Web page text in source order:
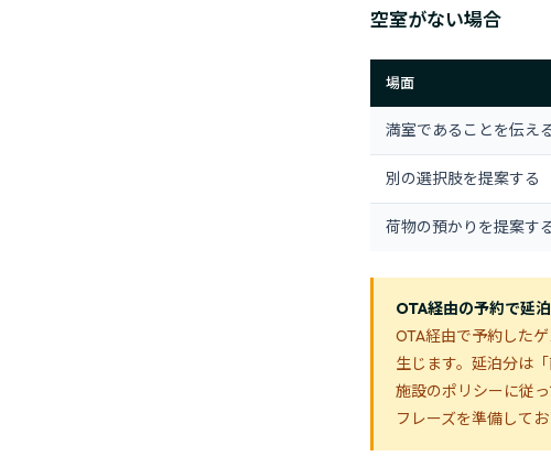
空室がない場合
場面
満室であることを伝え
別の選択肢を提案する
荷物の預かりを提案す
OTA経由の予約で延
OTA経由で予約した
生じます。延泊分は
施設のポリシーに従
フレーズを準備して